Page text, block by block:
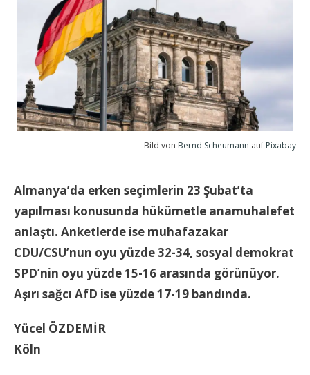
Bild von Bernd Scheumann auf Pixabay
Almanya’da erken seçimlerin 23 Şubat’ta
yapılması konusunda hükümetle anamuhalefet
anlaştı. Anketlerde ise muhafazakar
CDU/CSU’nun oyu yüzde 32-34, sosyal demokrat
SPD’nin oyu yüzde 15-16 arasında görünüyor.
Aşırı sağcı AfD ise yüzde 17-19 bandında.
Yücel ÖZDEMİR
Köln